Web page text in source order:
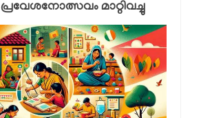
മാറ്റിവച്ചു